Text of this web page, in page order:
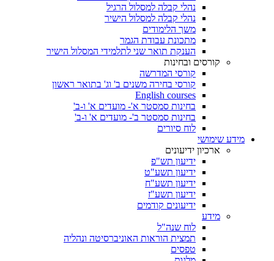
נהלי קבלה למסלול הרגיל
נהלי קבלה למסלול הישיר
משך הלימודים
מתכונת עבודת הגמר
הענקת תואר שני לתלמידי המסלול הישיר
קורסים ובחינות
קורסי המדרשה
קורסי בחירה משנים ב' וג' בתואר ראשון
English courses
בחינות סמסטר א'- מועדים א' ו-ב'
בחינות סמסטר ב'- מועדים א' ו-ב'
לוח סיורים
מידע שימושי
ארכיון ידיעונים
ידיעון תש"פ
ידיעון תשע"ט
ידיעון תשע"ח
ידיעון תשע"ז
ידיעונים קודמים
מידע
לוח שנה"ל
תמצית הוראות האוניברסיטה ונהליה
טפסים